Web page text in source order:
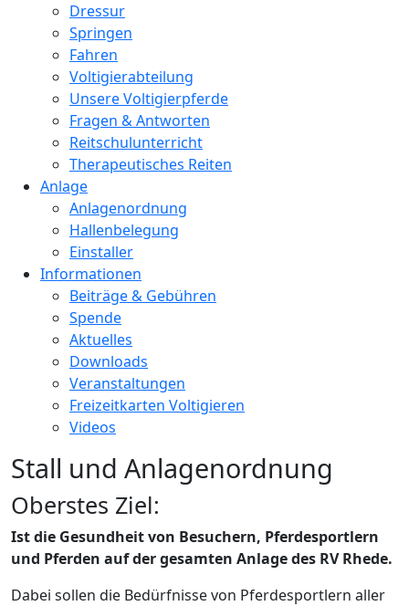
Dressur
Springen
Fahren
Voltigierabteilung
Unsere Voltigierpferde
Fragen & Antworten
Reitschulunterricht
Therapeutisches Reiten
Anlage
Anlagenordnung
Hallenbelegung
Einstaller
Informationen
Beiträge & Gebühren
Spende
Aktuelles
Downloads
Veranstaltungen
Freizeitkarten Voltigieren
Videos
Stall und Anlagenordnung
Oberstes Ziel:
Ist die Gesundheit von Besuchern, Pferdesportlern
und Pferden auf der gesamten Anlage des RV Rhede.
Dabei sollen die Bedürfnisse von Pferdesportlern aller